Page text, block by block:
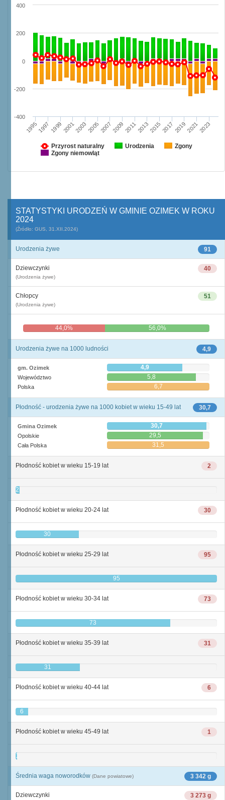
Przyrost naturalny Urodzenia
Zgony
Zgony niemowląt
19951997 1999200120032005200720092011201320152017 201920212023
-400
-200
0
200
400
STATYSTYKI URODZEŃ W GMINIE OZIMEK W ROKU
2024
(Źródło: GUS, 31.XII.2024)
91
Urodzenia żywe
40
Dziewczynki
(Urodzenia żywe)
51
Chłopcy
(Urodzenia żywe)
44,0% 56,0%
4,9
Urodzenia żywe na 1000 ludności
gm. Ozimek 4,9
Województwo 5,8
Polska 6,7
30,7
Płodność - urodzenia żywe na 1000 kobiet w wieku 15-49 lat
Gmina Ozimek 30,7
Opolskie 29,5
Cała Polska 31,5
2
Płodność kobiet w wieku 15-19 lat
2
30
Płodność kobiet w wieku 20-24 lat
30
95
Płodność kobiet w wieku 25-29 lat
95
73
Płodność kobiet w wieku 30-34 lat
73
31
Płodność kobiet w wieku 35-39 lat
31
6
Płodność kobiet w wieku 40-44 lat
6
1
Płodność kobiet w wieku 45-49 lat
1
3 342 g
Średnia waga noworodków (Dane powiatowe)
3 273 g
Dziewczynki